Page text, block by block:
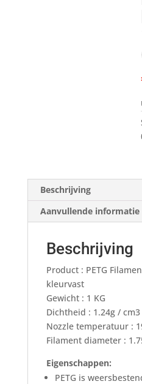
Beschrijving
Aanvullende informatie
Beschrijving
Product : PETG
kleurvast
Gewicht : 1 KG
Dichtheid : 1.24g / cm3
Nozzle temperatuur :
Filament diameter :
Eigenschappen:
PETG is